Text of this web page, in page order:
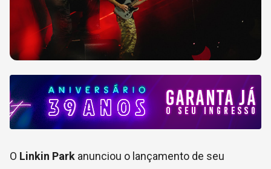
O Linkin Park anunciou o lançamento de seu